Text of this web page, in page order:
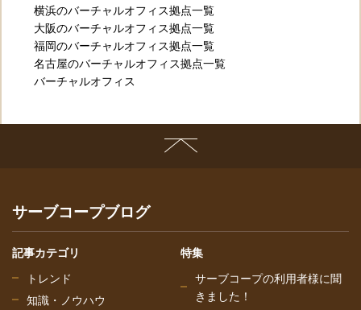
横浜のバーチャルオフィス拠点一覧
大阪のバーチャルオフィス拠点一覧
福岡のバーチャルオフィス拠点一覧
名古屋のバーチャルオフィス拠点一覧
バーチャルオフィス
サーブコープブログ
記事カテゴリ
トレンド
知識・ノウハウ
特集
サーブコープの利用者様に聞
きました！